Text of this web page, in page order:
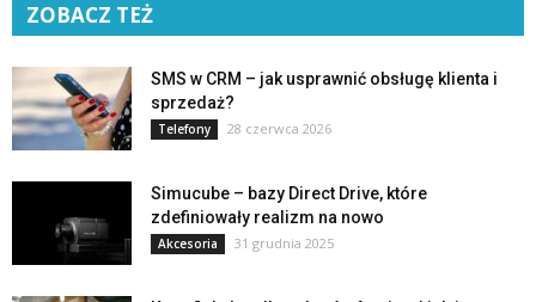
ZOBACZ TEŻ
SMS w CRM – jak usprawnić obsługę klienta i
sprzedaż?
Telefony 28 czerwca 2026
Simucube – bazy Direct Drive, które
zdefiniowały realizm na nowo
Akcesoria 31 grudnia 2025